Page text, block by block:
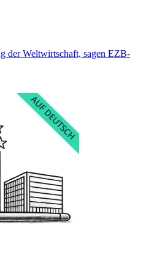
der Weltwirtschaft, sagen EZB-